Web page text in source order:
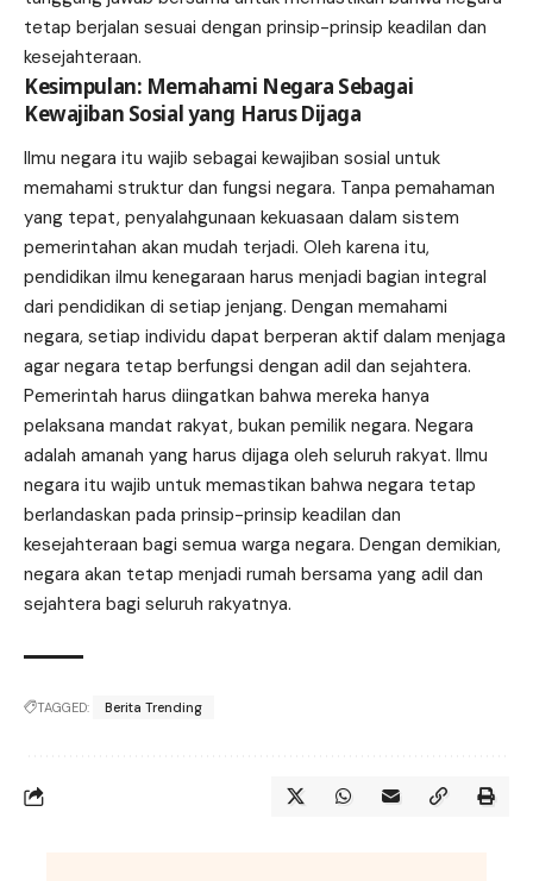
tetap berjalan sesuai dengan prinsip-prinsip keadilan dan
kesejahteraan.
Kesimpulan: Memahami Negara Sebagai
Kewajiban Sosial yang Harus Dijaga
Ilmu negara itu wajib sebagai kewajiban sosial untuk
memahami struktur dan fungsi negara. Tanpa pemahaman
yang tepat, penyalahgunaan kekuasaan dalam sistem
pemerintahan akan mudah terjadi. Oleh karena itu,
pendidikan ilmu kenegaraan harus menjadi bagian integral
dari pendidikan di setiap jenjang. Dengan memahami
negara, setiap individu dapat berperan aktif dalam menjaga
agar negara tetap berfungsi dengan adil dan sejahtera.
Pemerintah harus diingatkan bahwa mereka hanya
pelaksana mandat rakyat, bukan pemilik negara. Negara
adalah amanah yang harus dijaga oleh seluruh rakyat. Ilmu
negara itu wajib untuk memastikan bahwa negara tetap
berlandaskan pada prinsip-prinsip keadilan dan
kesejahteraan bagi semua warga negara. Dengan demikian,
negara akan tetap menjadi rumah bersama yang adil dan
sejahtera bagi seluruh rakyatnya.
TAGGED: Berita Trending